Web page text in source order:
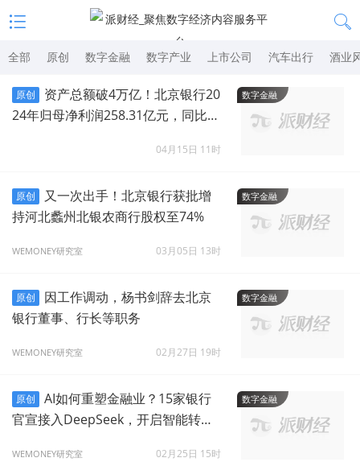
全部 原创 数字金融 数字产业 上市公司 汽车出行 酒业
数字金融
原创
资产总额破4万亿！北京银行20
24年归母净利润258.31亿元，同比增
04月15日 11时
数字金融
原创
又一次出手！北京银行获批增
持河北蠡州北银农商行股权至74%
WEMONEY研究室 03月05日 13时
数字金融
原创
因工作调动，杨书剑辞去北京
银行董事、行长等职务
WEMONEY研究室 02月27日 19时
数字金融
原创
AI如何重塑金融业？15家银行
官宣接入DeepSeek，开启智能转型
WEMONEY研究室 02月25日 15时